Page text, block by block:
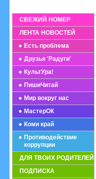
СВЕЖИЙ НОМЕР
ЛЕНТА НОВОСТЕЙ
Есть проблема
Друзья 'Радуги'
КультУра!
ПишиЧитай
Мир вокруг нас
МастерОК
Коми край
Противодействие
коррупции
ДЛЯ ТВОИХ РОДИТЕЛЕЙ
ПОДПИСКА